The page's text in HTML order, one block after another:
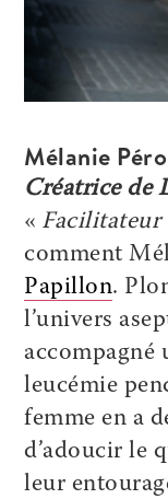
Mélanie
Créatrice de
« Facilitateur
comment
Papillon.
l’univers
accompagné
leucémie
femme en a
d’adoucir le
leur